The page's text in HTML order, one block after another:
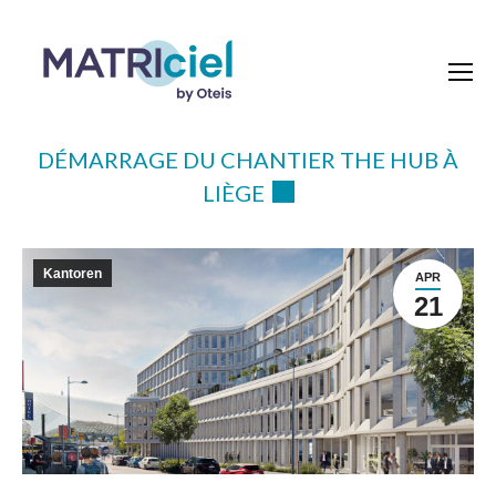
DÉMARRAGE DU CHANTIER THE HUB À
LIÈGE
APR
21
Kantoren